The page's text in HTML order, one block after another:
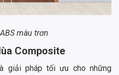
màu trơn
Composite
giải pháp tối ưu cho những